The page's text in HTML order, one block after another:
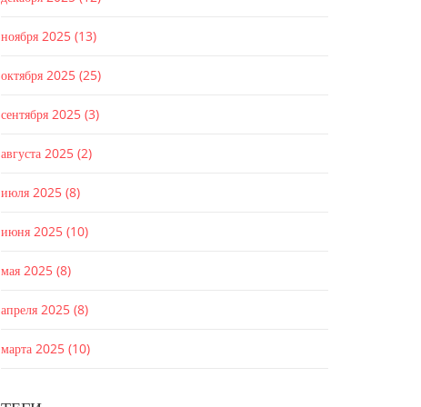
ноября 2025 (13)
октября 2025 (25)
сентября 2025 (3)
августа 2025 (2)
июля 2025 (8)
июня 2025 (10)
мая 2025 (8)
апреля 2025 (8)
марта 2025 (10)